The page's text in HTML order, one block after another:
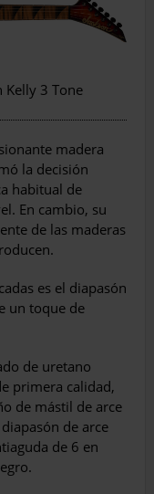
Kelly 3 Tone
madera
la decisión
habitual de
En cambio, su
de las maderas
es el diapasón
un toque de
de uretano
primera calidad,
de mástil de arce
de arce
de 6 en